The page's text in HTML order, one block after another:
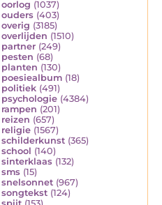
oorlog (1037)
ouders (403)
overig (3185)
overlijden (1510)
partner (249)
pesten (68)
planten (130)
poesiealbum (18)
politiek (491)
psychologie (4384)
rampen (201)
reizen (657)
religie (1567)
schilderkunst (365)
school (140)
sinterklaas (132)
sms (15)
snelsonnet (967)
songtekst (124)